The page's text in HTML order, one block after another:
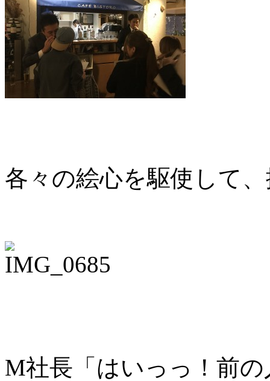
各々の絵心を駆使して
M社長「はいっっ！前